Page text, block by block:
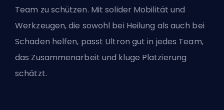
Team zu schützen. Mit solider Mobilität und
Werkzeugen, die sowohl bei Heilung als auch bei
Schaden helfen, passt Ultron gut in jedes Team,
das Zusammenarbeit und kluge Platzierung
schätzt.